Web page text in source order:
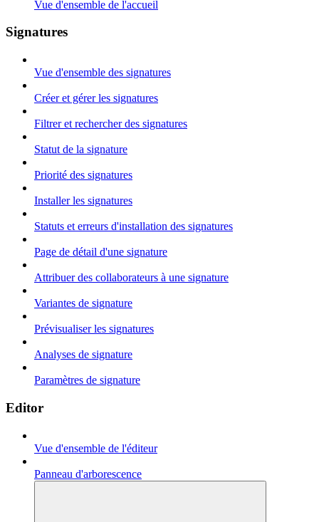
Vue d'ensemble de l'accueil
Signatures
Vue d'ensemble des signatures
Créer et gérer les signatures
Filtrer et rechercher des signatures
Statut de la signature
Priorité des signatures
Installer les signatures
Statuts et erreurs d'installation des signatures
Page de détail d'une signature
Attribuer des collaborateurs à une signature
Variantes de signature
Prévisualiser les signatures
Analyses de signature
Paramètres de signature
Editor
Vue d'ensemble de l'éditeur
Panneau d'arborescence